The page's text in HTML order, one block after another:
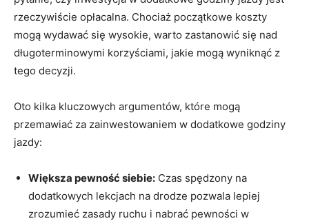
rzeczywiście opłacalna. Chociaż początkowe koszty‌
mogą wydawać⁣ się wysokie, warto zastanowić się nad
długoterminowymi korzyściami, jakie⁢ mogą wyniknąć z
tego decyzji.
Oto kilka kluczowych argumentów, które mogą
przemawiać‍ za zainwestowaniem w dodatkowe godziny
jazdy:
Większa‌ pewność siebie: Czas spędzony na
dodatkowych lekcjach na drodze pozwala lepiej
zrozumieć zasady ruchu ‌i nabrać pewności w